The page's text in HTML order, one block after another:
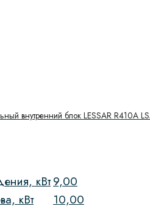
внутренний блок LESSAR R410A
кВт9,00
кВт
10,00